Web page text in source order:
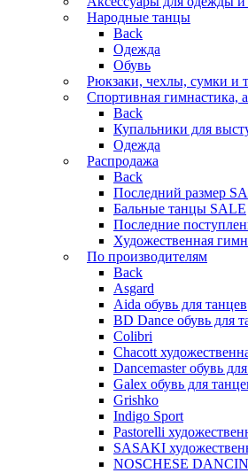
Народные танцы
Back
Одежда
Обувь
Рюкзаки, чехлы, сумки и
Спортивная гимнастика,
Back
Купальники для
Одежда
Распродажа
Back
Последний размер
Бальные танцы SALE
Последние
Художественная
По производителям
Back
Asgard
Аida обувь для танцев
BD Dance обувь для
Colibri
Chacott
Dancemaster обувь
Galex обувь для
Grishko
Indigo Sport
Pastorelli
SASAKI
NOSCHESE